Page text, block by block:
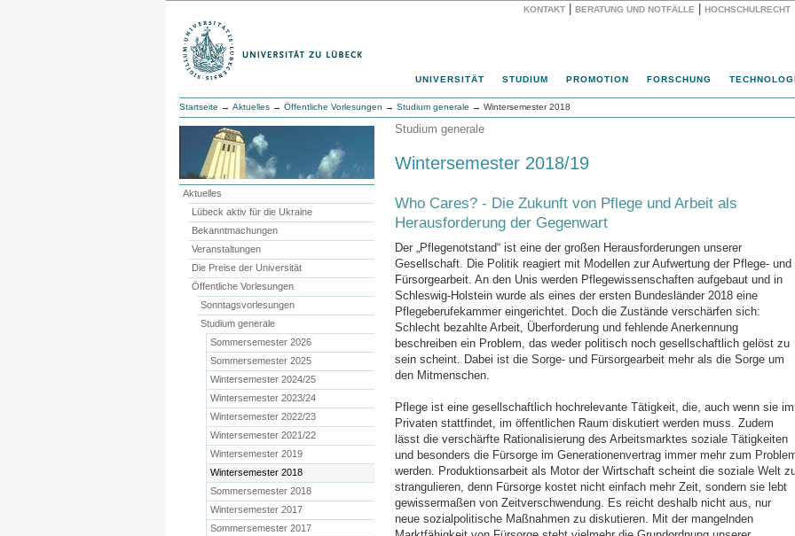
KONTAKT BERATUNG UND NOTFÄLLE HOCHSCHULRECHT
UNIVERSITÄT STUDIUM PROMOTION FORSCHUNG
Startseite → Aktuelles → Öffentliche Vorlesungen → Studium generale → Wintersemester 2018
Aktuelles
Lübeck aktiv für die Ukraine
Bekanntmachungen
Veranstaltungen
Die Preise der Universität
Öffentliche Vorlesungen
Sonntagsvorlesungen
Studium generale
Sommersemester 2026
Sommersemester 2025
Wintersemester 2024/25
Wintersemester 2023/24
Wintersemester 2022/23
Wintersemester 2021/22
Wintersemester 2019
Wintersemester 2018
Sommersemester 2018
Wintersemester 2017
Sommersemester 2017
Studium generale
Wintersemester 2018/19
Who Cares? - Die Zukunft von Pflege und Arbeit als
Herausforderung der Gegenwart
Der „Pflegenotstand“ ist eine der großen Herausforderungen unserer
Gesellschaft. Die Politik reagiert mit Modellen zur Aufwertung der Pflege- und
Fürsorgearbeit. An den Unis werden Pflegewissenschaften aufgebaut und in
Schleswig-Holstein wurde als eines der ersten Bundesländer 2018 eine
Pflegeberufekammer eingerichtet. Doch die Zustände verschärfen sich:
Schlecht bezahlte Arbeit, Überforderung und fehlende Anerkennung
beschreiben ein Problem, das weder politisch noch gesellschaftlich gelöst zu
sein scheint. Dabei ist die Sorge- und Fürsorgearbeit mehr als die Sorge um
den Mitmenschen.
Pflege ist eine gesellschaftlich hochrelevante Tätigkeit, die, auch wenn sie im
Privaten stattfindet, im öffentlichen Raum diskutiert werden muss. Zudem
lässt die verschärfte Rationalisierung des Arbeitsmarktes soziale Tätigkeiten
und besonders die Fürsorge im Generationenvertrag immer mehr zum
werden. Produktionsarbeit als Motor der Wirtschaft scheint die soziale Welt
strangulieren, denn Fürsorge kostet nicht einfach mehr Zeit, sondern sie lebt
gewissermaßen von Zeitverschwendung. Es reicht deshalb nicht aus, nur
neue sozialpolitische Maßnahmen zu diskutieren. Mit der mangelnden